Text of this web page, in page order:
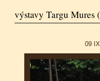
výstavy Targu Mures
09